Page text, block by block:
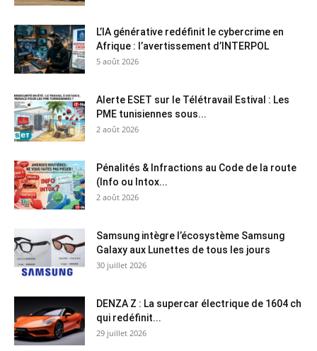
L’IA générative redéfinit le cybercrime en
Afrique : l’avertissement d’INTERPOL
5 août 2026
Alerte ESET sur le Télétravail Estival : Les
PME tunisiennes sous...
2 août 2026
Pénalités & Infractions au Code de la route
(Info ou Intox...
2 août 2026
Samsung intègre l’écosystème Samsung
Galaxy aux Lunettes de tous les jours
30 juillet 2026
DENZA Z : La supercar électrique de 1604 ch
qui redéfinit...
29 juillet 2026